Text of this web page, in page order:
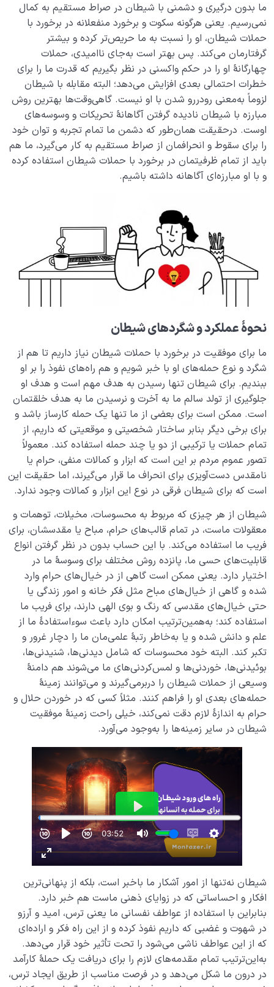
راه نجات و موفقیت در برخورد با حملات شیطان چیست؟
ده نشانه کلیدی برای تشخیص حملات شیطان و مقابله با
آن ها
چرا و چگونه شیطان گاهی مانع رشد و پیشرفت ما و گاهی
عامل آن است؟
چرا شیطان بر صراط مستقیم در انتظار انسان نشسته است؟
شیطان چگونه می تواند در شناخت نقاط ضعف به ما کمک
کند؟
چه چیزهایی راه نفوذ شیطان را در دل انسان باز می کند و
بیماری‌های پنهان روح
شناخت بهشت و جهنم
نگاه ابدی و آمادگی برای آخرت 0/14
از خیال تا سلامت قلب
انسان در مرکز آفرینش
دیدار جهان غیب 0/9
ما بدون درگیری و دشمنی با شیطان در صراط مستقیم به کمال
نمی‌رسیم. یعنی هرگونه سکوت و برخورد منفعلانه در برخورد با
حملات شیطان، او را نسبت به ما حریص‌تر کرده و بیشتر
گرفتارمان می‌کند. پس بهتر است به‌جای ناامیدی، حملات
چهارگانۀ او را در حکم واکسنی در نظر بگیریم که قدرت ما را برای
خطرات احتمالی بعدی افزایش می‌دهد؛ البته مقابله با شیطان
لزوماً به‌معنی رودررو شدن با او نیست. گاهی‌وقت‌ها بهترین روش
مبارزه با شیطان نادیده گرفتن آگاهانۀ تحریکات و وسوسه‌های
اوست. درحقیقت همان‌طور که دشمن ما تمام تجربه و توان خود
را برای سقوط و انحرافمان از صراط مستقیم به کار می‌گیرد، ما هم
باید از تمام ظرفیتمان در برخورد با حملات شیطان استفاده کرده
و با او مبارزه‌ای آگاهانه داشته باشیم.
نحوۀ عملکرد و شگردهای شیطان
ما برای موفقیت در برخورد با حملات شیطان نیاز داریم تا هم از
شگرد و نوع حمله‌های او با خبر شویم و هم راه‌های نفوذ را بر او
ببندیم. برای شیطان تنها رسیدن به هدف مهم است و هدف او
جلوگیری از تولد سالم ما به آخرت و نرسیدن ما به هدف خلقتمان
است. ممکن است برای بعضی از ما تنها یک حمله کارساز باشد و
برای برخی دیگر بنابر ساختار شخصیتی و موقعیتی که داریم، از
تمام حملات یا ترکیبی از دو یا چند حمله استفاده کند. معمولاً
تصور عموم مردم بر این است که ابزار و کمالات منفی، حرام یا
نامقدس دست‌آویزی برای انحراف ما قرار می‌گیرند، اما حقیقت این
است که برای شیطان فرقی در نوع این ابزار و کمالات وجود ندارد.
شیطان از هر چیزی که مربوط به محسوسات، مخیلات، توهمات و
معقولات ماست، در تمام قالب‌های حرام، مباح یا مقدسشان، برای
فریب ما استفاده می‌کند. با این‌ حساب بدون در نظر گرفتن انواع
قابلیت‌های حسی ما، پانزده روش مختلف برای وسوسۀ ما در
اختیار دارد. یعنی ممکن است گاهی از در خیال‌های حرام وارد
شده و گاهی از خیال‌های مباح مثل فکر خانه و امور زندگی یا
حتی خیال‌های مقدسی که رنگ و بوی الهی دارند، برای فریب ما
استفاده کند؛ به‌همین‌ترتیب امکان دارد باعث سوء‌استفادۀ ما از
علم و دانش شده و یا به‌خاطر رتبۀ علمی‌مان ما را دچار غرور و
تکبر کند. البته خود محسوسات که شامل دیدنی‌ها، شنیدنی‌ها،
بوئیدنی‌ها، خوردنی‌ها و لمس‌کردنی‌های ما می‌شوند هم دامنۀ
وسیعی از حملات شیطان را دربرمی‌گیرند و می‌توانند زمینۀ
حمله‌های بعدی او را فراهم کنند. مثلاً کسی که در خوردن حلال و
حرام به اندازۀ لازم دقت نمی‌کند، خیلی راحت زمینۀ موفقیت
شیطان در سایر زمینه‌ها را به‌وجود می‌آورد.
شیطان نه‌تنها از امور آشکار ما باخبر است، بلکه از پنهانی‌ترین
افکار و احساساتی که در زوایای ذهنی ماست هم خبر دارد.
بنابراین با استفاده از عواطف نفسانی ما یعنی ترس، امید و آرزو
در شهوت و غضبی که داریم نفوذ کرده و از این راه فکر و اراده‌ای
که از این عواطف ناشی می‌شود را تحت تأثیر خود قرار می‌دهد.
به‌این‌ترتیب تمام مقدمه‌های لازم را برای دریافت یک حملۀ کارآمد
در درون ما شکل می‌دهد و در فرصت مناسب از طریق ایجاد ترس،